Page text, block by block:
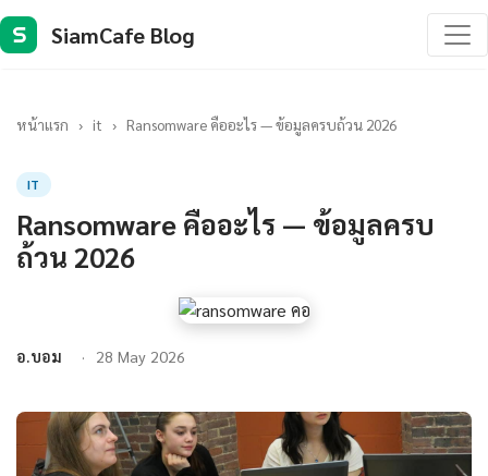
S SiamCafe Blog
หน้าแรก › it › Ransomware คืออะไร — ข้อมูลครบถ้วน 2026
IT
Ransomware คืออะไร — ข้อมูลครบ
ถ้วน 2026
อ.บอม 28 May 2026